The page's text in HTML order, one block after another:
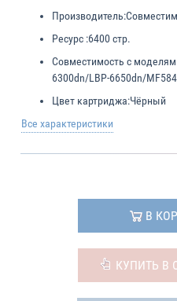
Производитель:
Ресурс :6400 стр.
Совместимость с
6300dn/LBP-6650dn/
Цвет картриджа:Чёрный
Все характеристики
В
КУПИТЬ В